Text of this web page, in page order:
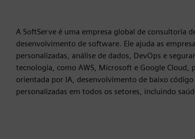
A SoftServe é uma empresa global de consultoria
desenvolvimento de software. Ele ajuda as
personalizadas, análise de dados, DevOps e
tecnologia, como AWS, Microsoft e Google
orientada por IA, desenvolvimento de baixo
personalizadas em todos os setores, incluindo